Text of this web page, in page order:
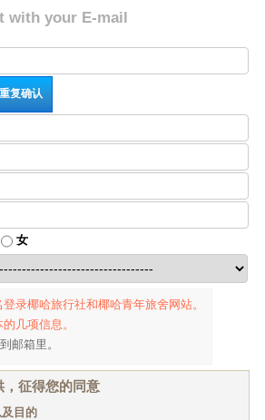
with your E-mail
重复确认
女
录椰哈旅行社和椰哈青年旅舍网站。
几项信息。
邮箱里。
，征得您的同意
目的